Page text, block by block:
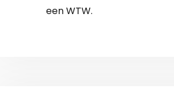
een WTW.